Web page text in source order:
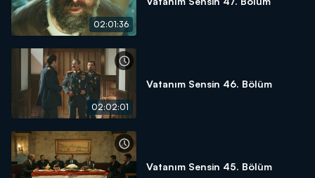
02:01:36
02:02:01
Vatanım Sensin 46. Bölüm
Vatanım Sensin 45. Bölüm